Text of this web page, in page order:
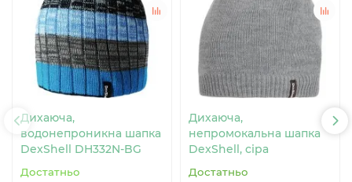
Дихаюча,
водонепроникна шапка
DexShell DH332N-BG
Достатньо
Дихаюча,
непромокальна шапка
DexShell, сіра
Достатньо